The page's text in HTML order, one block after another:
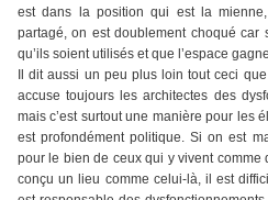
est dans la position qui est la
partagé, on est doublement choqué car
qu’ils soient utilisés et que l’espace
Il dit aussi un peu plus loin tout ceci
accuse toujours les architectes des
mais c’est surtout une manière pour les
est profondément politique. Si on est
pour le bien de ceux qui y vivent comme
conçu un lieu comme celui-là, il est